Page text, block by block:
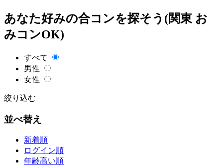
あなた好みの合コンを探そう(関東 お
みコンOK)
すべて
男性
女性
絞り込む
並べ替え
新着順
ログイン順
年齢高い順